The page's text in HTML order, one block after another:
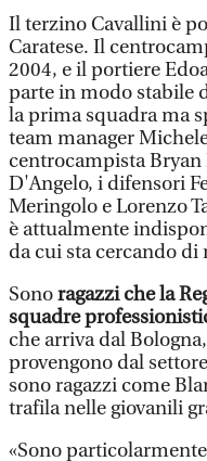
Il terzino Cavallini è
Caratese. Il
2004, e il portiere
parte in modo stabile
la prima squadra ma
team manager
centrocampista
D'Angelo, i difensori
Meringolo e Lorenzo
è attualmente
da cui sta cercando di
Sonoragazzi che la
squadre
che arriva dal
provengono dal
sono ragazzi come
trafila nelle giovanili
«Sono